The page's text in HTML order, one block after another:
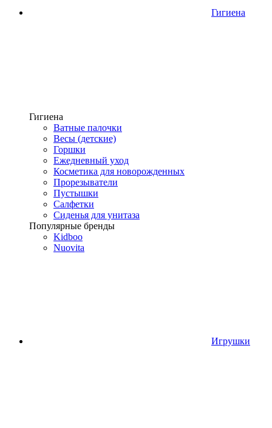
Гигиена
Гигиена
Ватные палочки
Весы (детские)
Горшки
Ежедневный уход
Косметика для новорожденных
Прорезыватели
Пустышки
Салфетки
Сиденья для унитаза
Популярные бренды
Kidboo
Nuovita
Игрушки